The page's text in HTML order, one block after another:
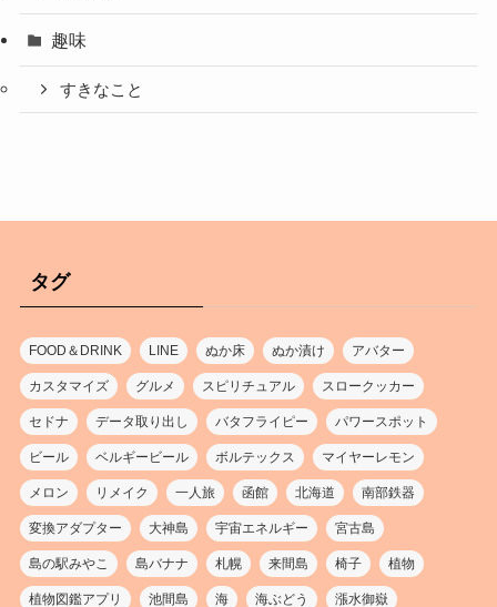
趣味
すきなこと
タグ
FOOD＆DRINK LINE ぬか床 ぬか漬け アバター
カスタマイズ グルメ スピリチュアル スロークッカー
セドナ データ取り出し バタフライピー パワースポット
ビール ベルギービール ボルテックス マイヤーレモン
メロン リメイク 一人旅 函館 北海道 南部鉄器
変換アダプター 大神島 宇宙エネルギー 宮古島
島の駅みやこ 島バナナ 札幌 来間島 椅子 植物
植物図鑑アプリ 池間島 海 海ぶどう 漲水御嶽